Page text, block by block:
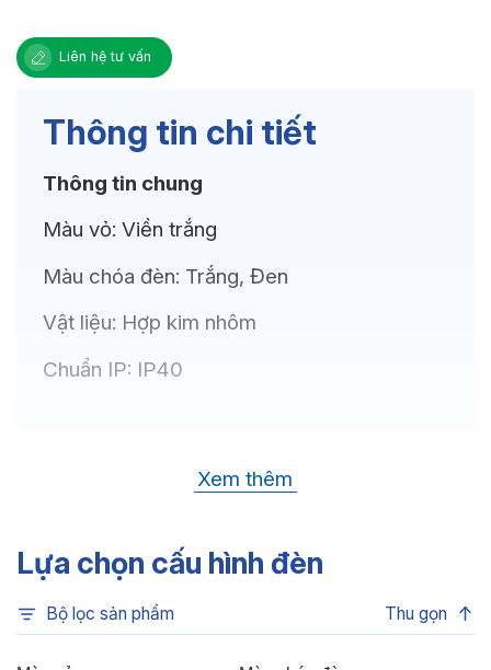
Liên hệ tư vấn
Thông tin chi tiết
Thông tin chung
Màu vỏ: Viền trắng
Màu chóa đèn: Trắng, Đen
Vật liệu: Hợp kim nhôm
Chuẩn IP: IP40
OSRAM(GERMANY)
Nhiệt độ màu:6500K, 4000K, 3500K,
3000K
Chỉ số hoàn màu:
Xem thêm
Lựa chọn cấu hình đèn
Bộ lọc sản phẩm Thu gọn